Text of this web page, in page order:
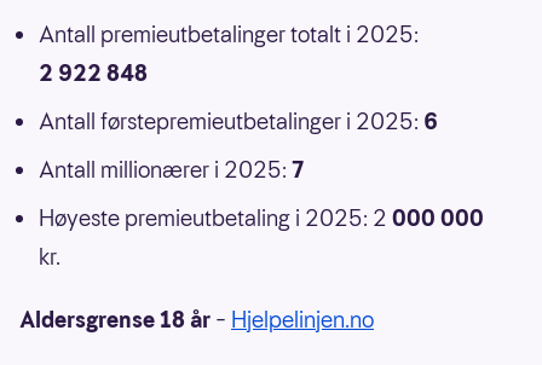
Antall premieutbetalinger totalt i 2025:
2 922 848
Antall førstepremieutbetalinger i 2025: 6
Antall millionærer i 2025: 7
Høyeste premieutbetaling i 2025: 2 000 000
kr.
Aldersgrense 18 år – Hjelpelinjen.no